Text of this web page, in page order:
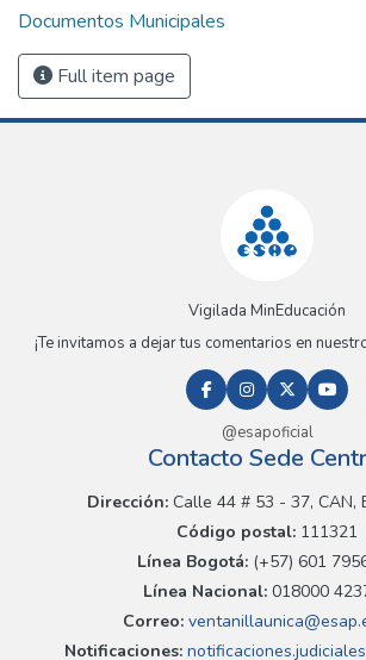
Documentos Municipales
Full item page
Vigilada MinEducación
¡Te invitamos a dejar tus comentarios en
@esapoficial
Contacto Sede
Dirección:Calle 44 # 53 - 37, CAN,
Código postal: 111321
Línea Bogotá:(+57) 601
Línea Nacional: 018000
Correo:
Notificaciones: